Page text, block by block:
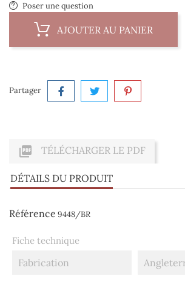
Poser une question
AJOUTER AU PANIER
Partager
 TÉLÉCHARGER LE PDF
DÉTAILS DU PRODUIT
Référence 9448/BR
Fiche technique
Fabrication